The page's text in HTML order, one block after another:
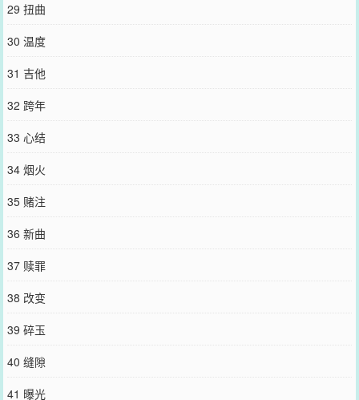
29 扭曲
30 温度
31 吉他
32 跨年
33 心结
34 烟火
35 赌注
36 新曲
37 赎罪
38 改变
39 碎玉
40 缝隙
41 曝光